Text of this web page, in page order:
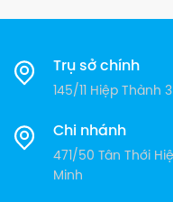
Trụ sở chính
145/11 Hiệp Thành
Chi nhánh
471/50 Tân Thới
Minh